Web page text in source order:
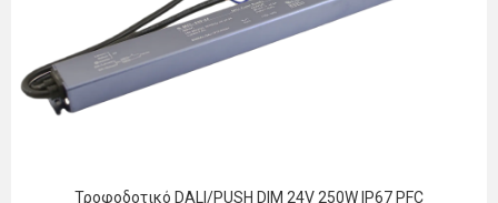
Τροφοδοτικό DALI/PUSH DIM 24V 250W IP67 PFC